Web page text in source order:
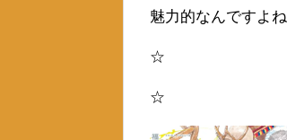
魅力的なんですよね
☆
☆